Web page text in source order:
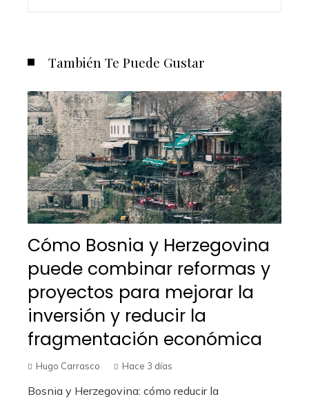
También Te Puede Gustar
Cómo Bosnia y Herzegovina
puede combinar reformas y
proyectos para mejorar la
inversión y reducir la
fragmentación económica
Hugo Carrasco Hace 3 días
Bosnia y Herzegovina: cómo reducir la